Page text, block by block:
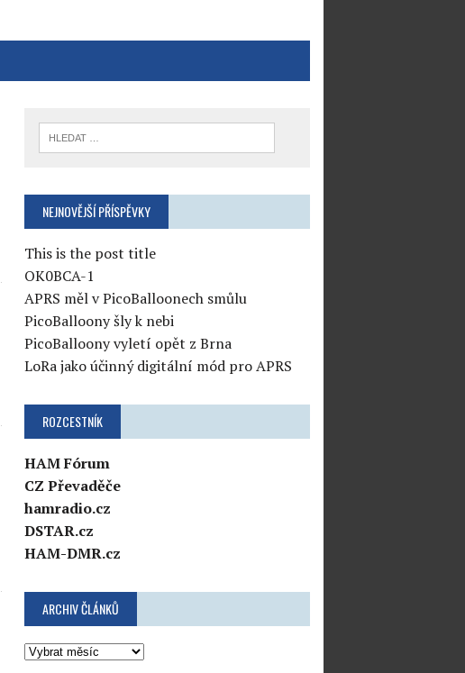
NEJNOVĚJŠÍ PŘÍSPĚVKY
This is the post title
OK0BCA-1
APRS měl v PicoBalloonech smůlu
PicoBalloony šly k nebi
PicoBalloony vyletí opět z Brna
LoRa jako účinný digitální mód pro APRS
ROZCESTNÍK
HAM Fórum
CZ Převaděče
hamradio.cz
DSTAR.cz
HAM-DMR.cz
ARCHIV ČLÁNKŮ